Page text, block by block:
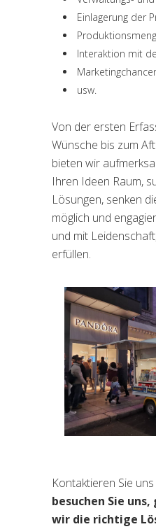
Einlagerung der
Interaktion mit
usw.
Von der ersten
Wünsche bis zum
bieten wir
Ihren Ideen Raum,
Lösungen, senken
möglich und
und mit
erfüllen.
Kontaktieren Sie
besuchen Sie
wir die richtige